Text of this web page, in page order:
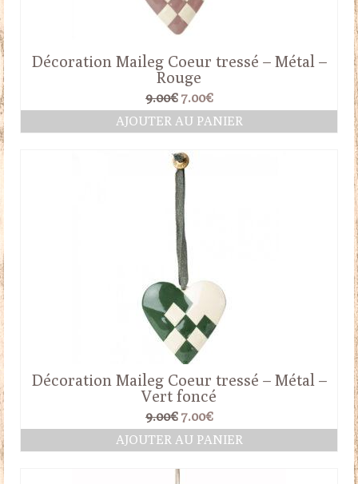
Décoration Maileg Coeur tressé – Métal –
Rouge
9.00€ Le
prix
initial
9.00€.
7.00€Le
prix
actuel
AJOUTER AU PANIER
Décoration Maileg Coeur tressé – Métal –
Vert foncé
9.00€ Le
prix
initial
7.00€Le
prix
actuel
AJOUTER AU PANIER